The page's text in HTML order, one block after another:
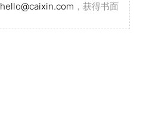
hello@caixin.com ，获得书面